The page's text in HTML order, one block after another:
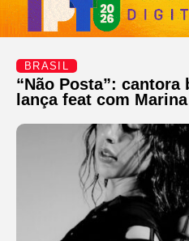
BRASIL
“Não Posta”: cantora
lança feat com